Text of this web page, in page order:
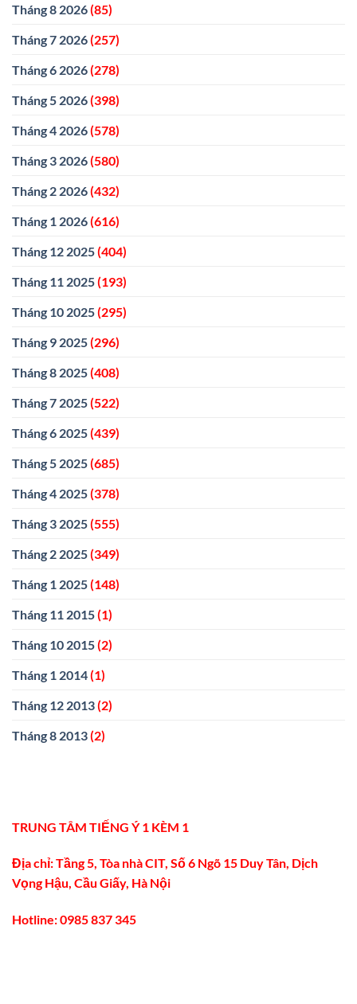
Tháng 8 2026(85)
Tháng 7 2026(257)
Tháng 6 2026(278)
Tháng 5 2026(398)
Tháng 4 2026(578)
Tháng 3 2026(580)
Tháng 2 2026(432)
Tháng 1 2026(616)
Tháng 12 2025(404)
Tháng 11 2025(193)
Tháng 10 2025(295)
Tháng 9 2025(296)
Tháng 8 2025(408)
Tháng 7 2025(522)
Tháng 6 2025(439)
Tháng 5 2025(685)
Tháng 4 2025(378)
Tháng 3 2025(555)
Tháng 2 2025(349)
Tháng 1 2025(148)
Tháng 11 2015(1)
Tháng 10 2015(2)
Tháng 1 2014(1)
Tháng 12 2013(2)
Tháng 8 2013(2)
TRUNG TÂM TIẾNG Ý 1 KÈM 1
Địa chỉ: Tầng 5, Tòa nhà CIT, Số 6 Ngõ 15 Duy Tân, Dịch
Vọng Hậu, Cầu Giấy, Hà Nội
Hotline: 0985 837 345